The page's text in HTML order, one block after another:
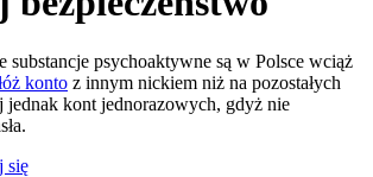
substancje psychoaktywne są w Polsce wciąż
konto z innym nickiem niż na pozostałych
jednak kont jednorazowych, gdyż nie
się